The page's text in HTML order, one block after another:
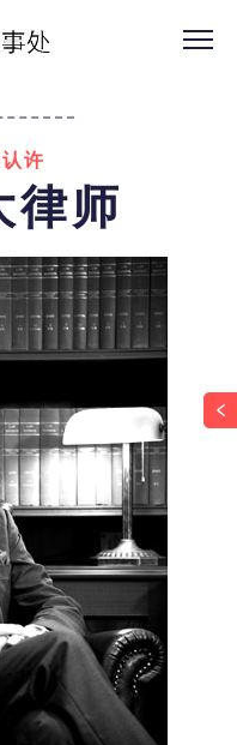
许
律师